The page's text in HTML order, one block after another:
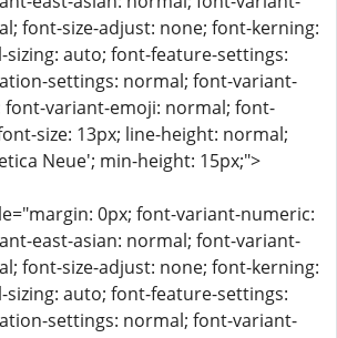
font-size-adjust: none; font-kerning:
auto; font-feature-settings:
settings: normal; font-variant-
variant-emoji: normal; font-
size: 13px; line-height: normal;
Neue'; min-height: 15px;">
0px; font-variant-numeric:
east-asian: normal; font-variant-
font-size-adjust: none; font-kerning:
auto; font-feature-settings:
settings: normal; font-variant-